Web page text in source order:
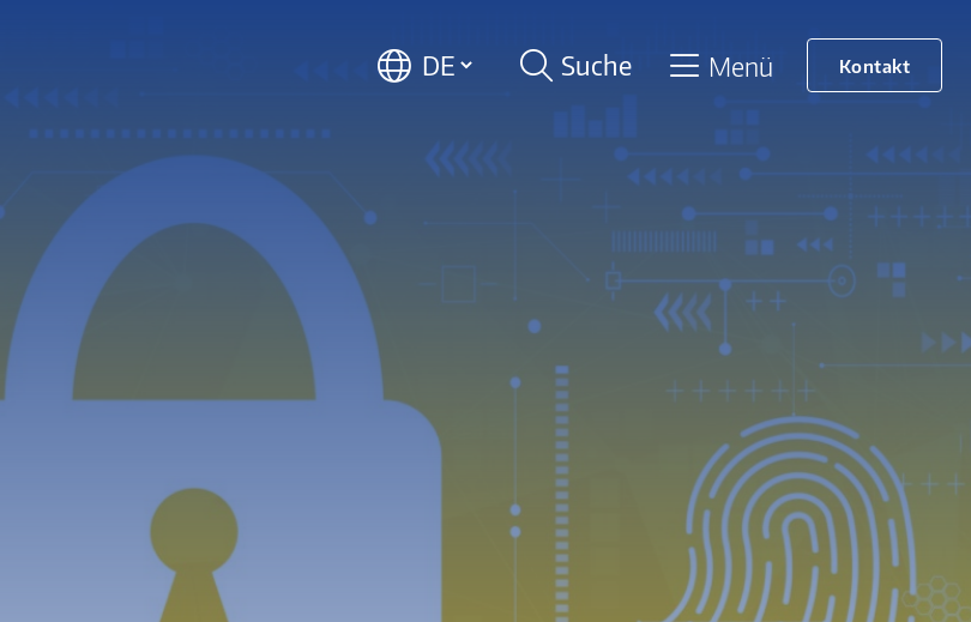
Suche Menü Kontakt